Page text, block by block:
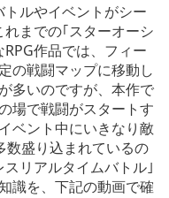
ルやイベントがシー
までの｢スターオーシ
作品では、フィー
の戦闘マップに移動し
多いのですが、本作で
場で戦闘がスタートす
ベント中にいきなり敵
盛り込まれているの
リアルタイムバトル｣
識を、下記の動画で確